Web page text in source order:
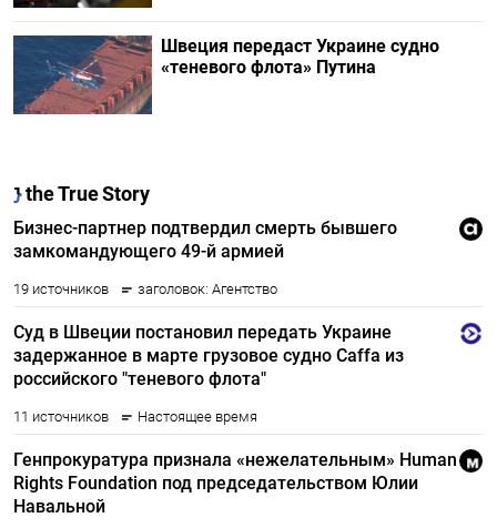
Швеция передаст Украине судно
«теневого флота» Путина